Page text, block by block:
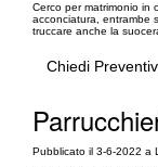
Cerco per matrimonio in
acconciatura, entrambe
truccare anche la
Chiedi
Pubblicato il 3-6-2022 a